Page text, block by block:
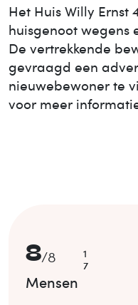
Het HuisWilly Ernst
huisgenoot wegens
De vertrekkende
gevraagd een
nieuwebewoner te
voor meer
8/8
1
7
Mensen